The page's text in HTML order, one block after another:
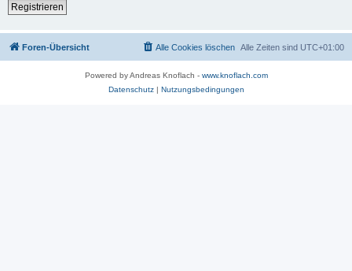
Registrieren
Foren-Übersicht Alle Zeiten sind UTC+01:00
Alle Cookies löschen
Powered by Andreas Knoflach - www.knoflach.com
Datenschutz| Nutzungsbedingungen